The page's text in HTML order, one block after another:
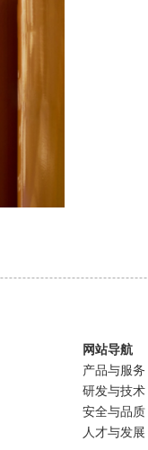
网站导航
产品与服务
研发与技术
安全与品质
人才与发展